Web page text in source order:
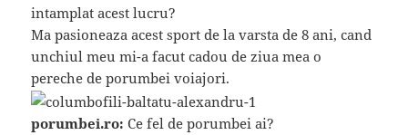
intamplat acest lucru?
Ma pasioneaza acest sport de la varsta de 8 ani, cand
unchiul meu mi-a facut cadou de ziua mea o
pereche de porumbei voiajori.
porumbei.ro:Ce fel de porumbei ai?